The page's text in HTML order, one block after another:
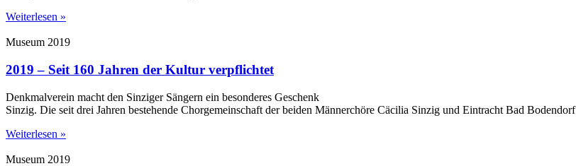
Weiterlesen »
Museum 2019
2019 – Seit 160 Jahren der Kultur verpflichtet
Denkmalverein macht den Sinziger Sängern ein besonderes Geschenk
Sinzig. Die seit drei Jahren bestehende Chorgemeinschaft der beiden Männerchöre Cäcilia Sinzig und Eintracht Bad Bodendorf
Weiterlesen »
Museum 2019